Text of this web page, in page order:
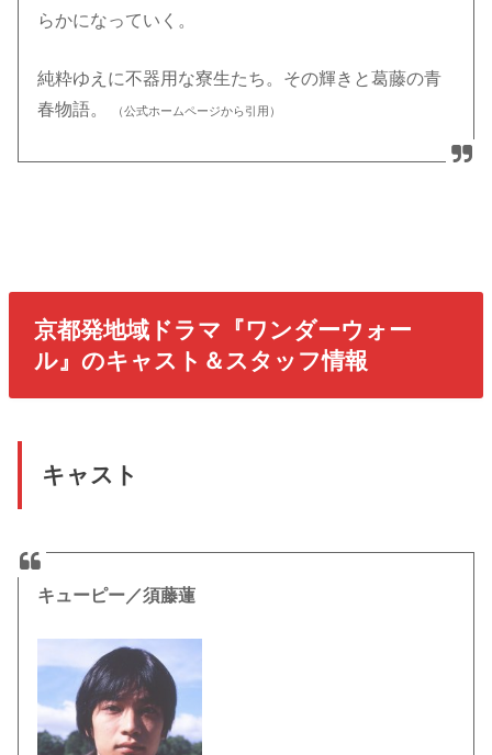
らかになっていく。
純粋ゆえに不器用な寮生たち。その輝きと葛藤の青
春物語。
（公式ホームページから引用）
京都発地域ドラマ『ワンダーウォー
ル』のキャスト＆スタッフ情報
キャスト
キューピー／須藤蓮